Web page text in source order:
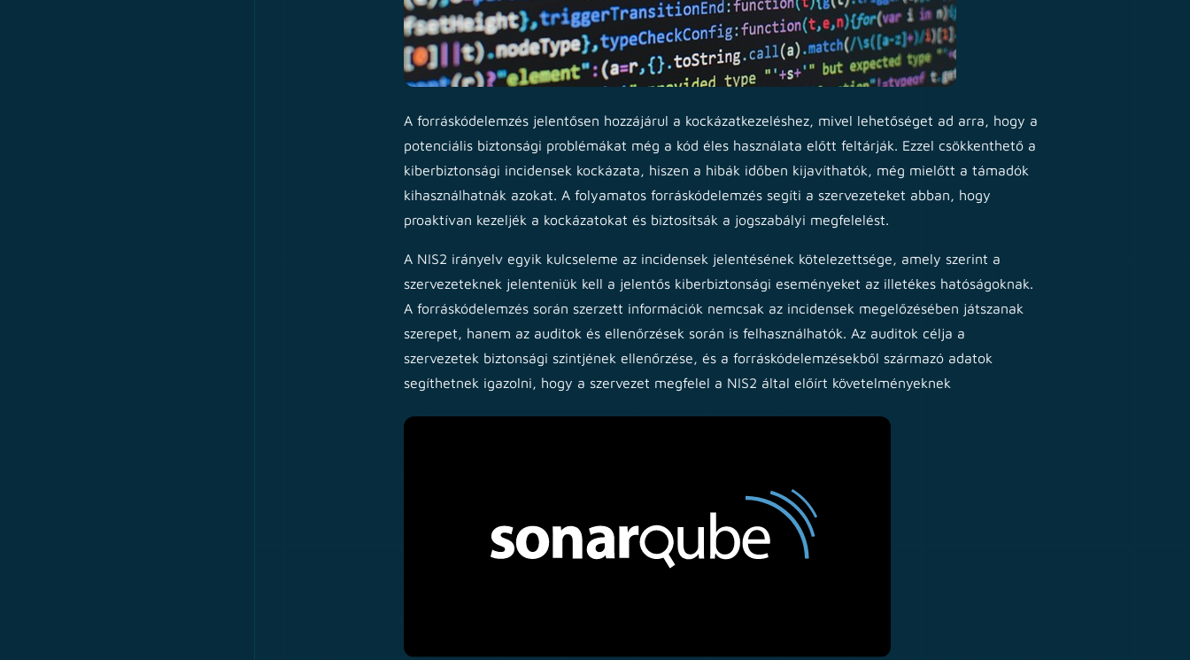
A forráskódelemzés jelentősen hozzájárul a kockázatkezeléshez, mivel lehetőséget ad arra, hogy a
potenciális biztonsági problémákat még a kód éles használata előtt feltárják. Ezzel csökkenthető a
kiberbiztonsági incidensek kockázata, hiszen a hibák időben kijavíthatók, még mielőtt a támadók
kihasználhatnák azokat. A folyamatos forráskódelemzés segíti a szervezeteket abban, hogy
proaktívan kezeljék a kockázatokat és biztosítsák a jogszabályi megfelelést.
A NIS2 irányelv egyik kulcseleme az incidensek jelentésének kötelezettsége, amely szerint a
szervezeteknek jelenteniük kell a jelentős kiberbiztonsági eseményeket az illetékes hatóságoknak.
A forráskódelemzés során szerzett információk nemcsak az incidensek megelőzésében játszanak
szerepet, hanem az auditok és ellenőrzések során is felhasználhatók. Az auditok célja a
szervezetek biztonsági szintjének ellenőrzése, és a forráskódelemzésekből származó adatok
segíthetnek igazolni, hogy a szervezet megfelel a NIS2 által előírt követelményeknek